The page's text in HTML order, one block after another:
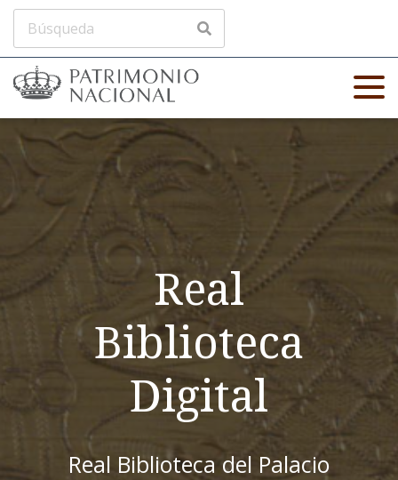
Real
Biblioteca
Digital
Real Biblioteca del Palacio